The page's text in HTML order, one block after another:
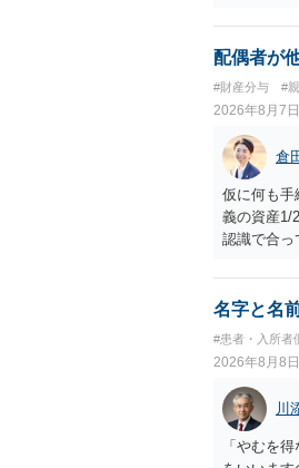
く事になり
か？との点
配偶者が
#財産分与 #
2026年8月7日
倉
仮に何も手
義の資産1/
認識で合っ
名字と名
#患者・入所者
2026年8月8日
川
「やむを